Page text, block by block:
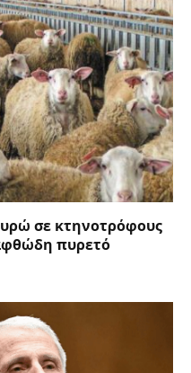
σε κτηνοτρόφους
πυρετό